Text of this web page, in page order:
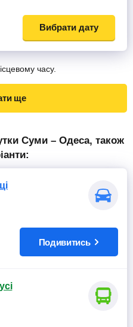
Вибрати дату
часу.
ще
Подивитись